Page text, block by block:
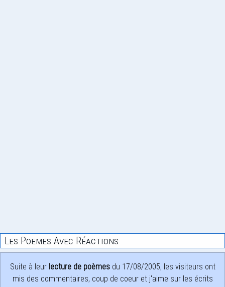
Les Poemes Avec Réactions
Suite à leur lecture de poèmesdu 17/08/2005, les visiteurs ont
mis des commentaires, coup de coeur et j'aime sur les écrits